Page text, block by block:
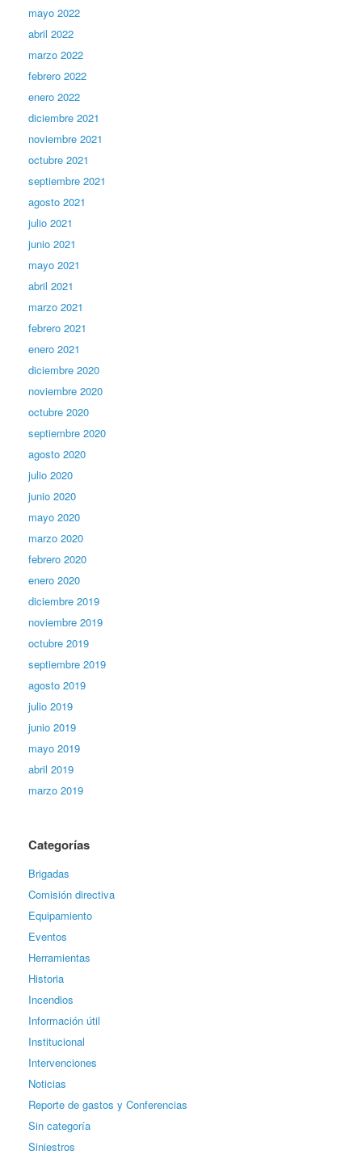
mayo 2022
abril 2022
marzo 2022
febrero 2022
enero 2022
diciembre 2021
noviembre 2021
octubre 2021
septiembre 2021
agosto 2021
julio 2021
junio 2021
mayo 2021
abril 2021
marzo 2021
febrero 2021
enero 2021
diciembre 2020
noviembre 2020
octubre 2020
septiembre 2020
agosto 2020
julio 2020
junio 2020
mayo 2020
marzo 2020
febrero 2020
enero 2020
diciembre 2019
noviembre 2019
octubre 2019
septiembre 2019
agosto 2019
julio 2019
junio 2019
mayo 2019
abril 2019
marzo 2019
Categorías
Brigadas
Comisión directiva
Equipamiento
Eventos
Herramientas
Historia
Incendios
Información útil
Institucional
Intervenciones
Noticias
Reporte de gastos y Conferencias
Sin categoría
Siniestros